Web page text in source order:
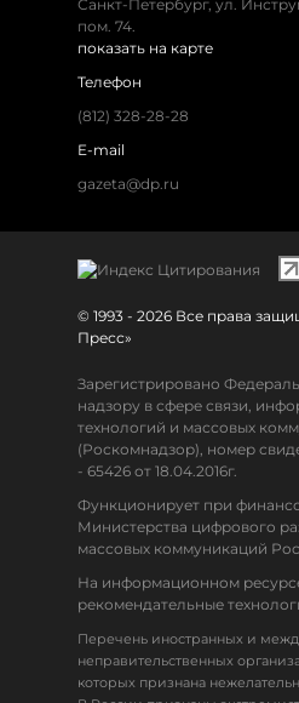
Санкт-Петербург, ул.
пом. 74.
показать на карте
Телефон
(812) 328-28-28
E-mail
gazeta@dp.ru
© 1993 - 2026 Все права
Пресс»
Зарегистрировано
надзору в сфере связи,
технологий и массовых
(Роскомнадзор), номер
- 65426 от 18.04.2016г.
Функционирует при
Министерства цифрового
массовых коммуникаций
На информационном
рекомендательные
Перечень иностранных и
неправительственных
которых признана